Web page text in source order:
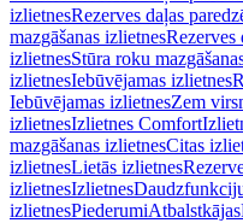
izlietnesRezerves daļas
mazgāšanas izlietnesRezerves
izlietnesStūra roku
izlietnesIebūvējamas izlietnes
Iebūvējamas izlietnesZem
izlietnesIzlietnes Comfort
mazgāšanas izlietnesCitas
izlietnesLietās izlietnes
izlietnesIzlietnes
izlietnesPiederumiAtbalstkājas